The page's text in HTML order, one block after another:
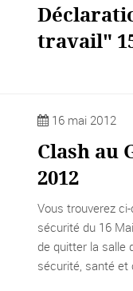
travail"
16 mai 2012
Clash au
2012
Vous trouverez
sécurité du 16
de quitter la salle
sécurité, santé et